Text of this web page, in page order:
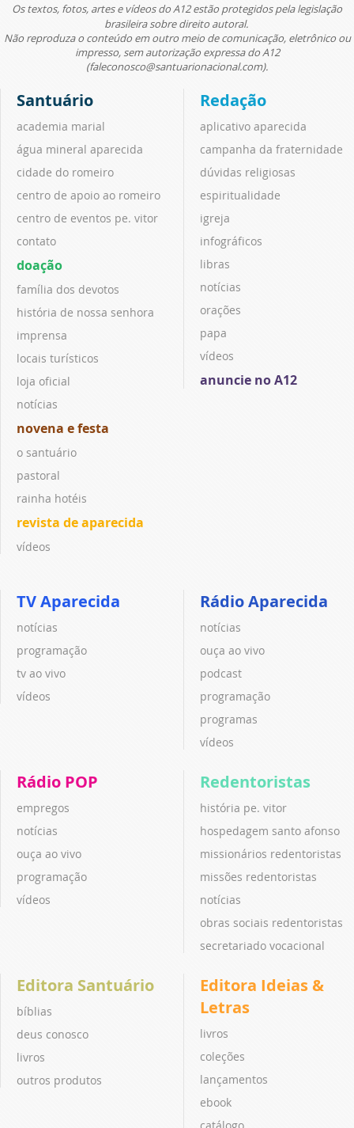
Os textos, fotos, artes e vídeos do A12 estão protegidos pela legislação
brasileira sobre direito autoral.
Não reproduza o conteúdo em outro meio de comunicação, eletrônico ou
impresso, sem autorização expressa do A12
(faleconosco@santuarionacional.com).
Santuário
academia marial
água mineral aparecida
cidade do romeiro
centro de apoio ao romeiro
centro de eventos pe. vitor
contato
doação
família dos devotos
história de nossa senhora
imprensa
locais turísticos
loja oficial
notícias
novena e festa
o santuário
pastoral
rainha hotéis
revista de aparecida
vídeos
Redação
aplicativo aparecida
campanha da fraternidade
dúvidas religiosas
espiritualidade
igreja
infográficos
libras
notícias
orações
papa
vídeos
anuncie no A12
TV Aparecida
notícias
programação
tv ao vivo
vídeos
Rádio Aparecida
notícias
ouça ao vivo
podcast
programação
programas
vídeos
Rádio POP
empregos
notícias
ouça ao vivo
programação
vídeos
Redentoristas
história pe. vitor
hospedagem santo afonso
missionários redentoristas
missões redentoristas
notícias
obras sociais redentoristas
secretariado vocacional
Editora Santuário
bíblias
deus conosco
livros
outros produtos
Editora Ideias &
Letras
livros
coleções
lançamentos
ebook
catálogo